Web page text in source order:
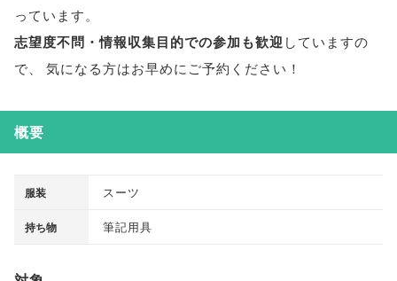
っています。
志望度不問・情報収集目的での参加も歓迎していますの
で、 気になる方はお早めにご予約ください！
概要
服装 スーツ
持ち物 筆記用具